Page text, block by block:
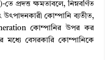
প্রদত্ত ক্ষমতাবলে, নিম্নবর্ণিত
উৎপাদনকারী কোম্পানি ব্যতীত,
কোম্পানির উপর কর
মধ্যে বেসরকারি কোম্পানিকে